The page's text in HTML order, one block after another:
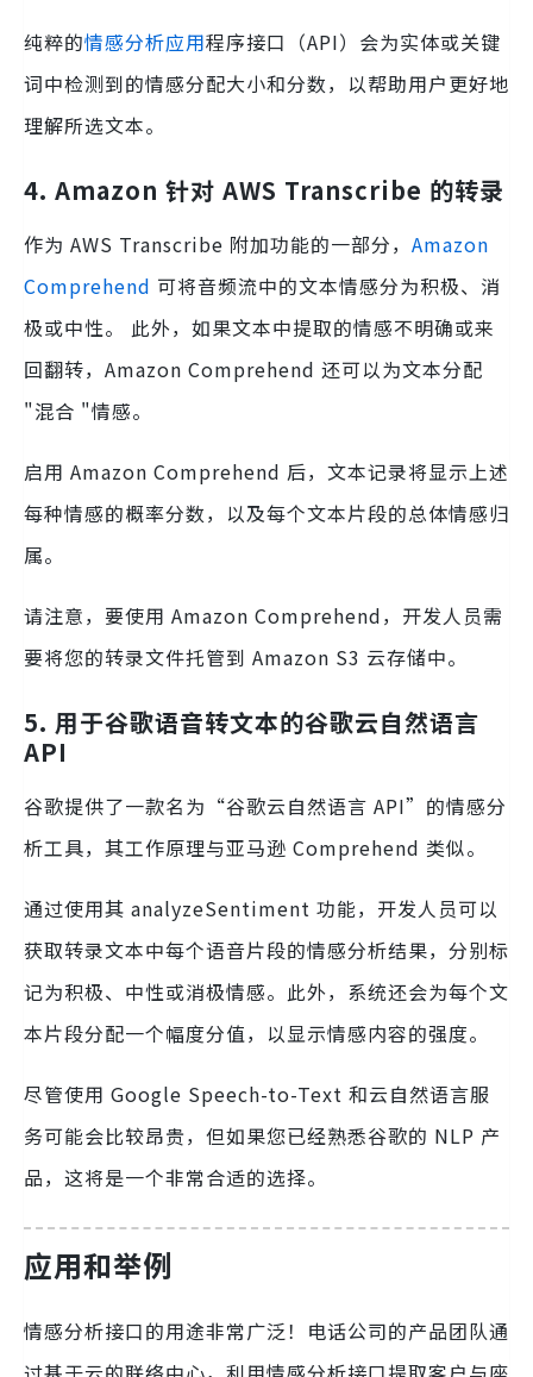
纯粹的情感分析应用程序接口（API）会为实体或关键
词中检测到的情感分配大小和分数，以帮助用户更好地
理解所选文本。
4. Amazon 针对 AWS Transcribe 的转录
作为 AWS Transcribe 附加功能的一部分， Amazon
Comprehend 可将音频流中的文本情感分为积极、消
极或中性。 此外，如果文本中提取的情感不明确或来
回翻转，Amazon Comprehend 还可以为文本分配
"混合 "情感。
启用 Amazon Comprehend 后，文本记录将显示上述
每种情感的概率分数，以及每个文本片段的总体情感归
属。
请注意，要使用 Amazon Comprehend，开发人员需
要将您的转录文件托管到 Amazon S3 云存储中。
5. 用于谷歌语音转文本的谷歌云自然语言
API
谷歌提供了一款名为“谷歌云自然语言 API”的情感分
析工具，其工作原理与亚马逊 Comprehend 类似。
通过使用其 analyzeSentiment 功能，开发人员可以
获取转录文本中每个语音片段的情感分析结果，分别标
记为积极、中性或消极情感。此外，系统还会为每个文
本片段分配一个幅度分值，以显示情感内容的强度。
尽管使用 Google Speech-to-Text 和云自然语言服
务可能会比较昂贵，但如果您已经熟悉谷歌的 NLP 产
品，这将是一个非常合适的选择。
应用和举例
情感分析接口的用途非常广泛！电话公司的产品团队通